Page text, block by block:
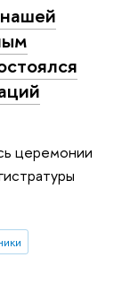
церемонии